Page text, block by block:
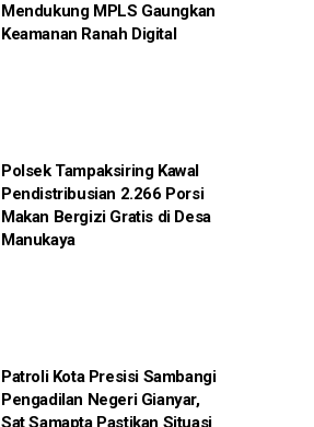
Mendukung MPLS Gaungkan
Keamanan Ranah Digital
Polsek Tampaksiring Kawal
Pendistribusian 2.266 Porsi
Makan Bergizi Gratis di Desa
Manukaya
Patroli Kota Presisi Sambangi
Pengadilan Negeri Gianyar,
Sat Samapta Pastikan Situasi